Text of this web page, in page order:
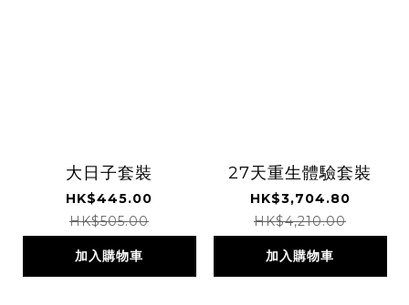
大日子套裝
HK$445.00
HK$505.00
加入購物車
27天重生體驗套裝
HK$3,704.80
HK$4,210.00
加入購物車